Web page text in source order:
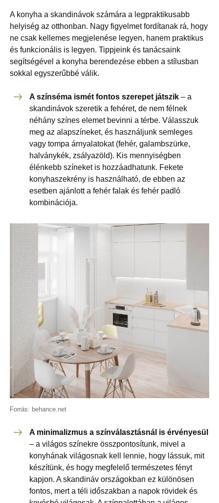
A konyha a skandinávok számára a legpraktikusabb
helyiség az otthonban. Nagy figyelmet fordítanak rá, hogy
ne csak kellemes megjelenése legyen, hanem praktikus
és funkcionális is legyen. Tippjeink és tanácsaink
segítségével a konyha berendezése ebben a stílusban
sokkal egyszerűbbé válik.
A színséma ismét fontos szerepet játszik – a
skandinávok szeretik a fehéret, de nem félnek
néhány színes elemet bevinni a térbe. Válasszuk
meg az alapszíneket, és használjunk semleges
vagy tompa árnyalatokat (fehér, galambszürke,
halványkék, zsályazöld). Kis mennyiségben
élénkebb színeket is hozzáadhatunk. Fekete
konyhaszekrény is használható, de ebben az
esetben ajánlott a fehér falak és fehér padló
kombinációja.
Forrás: behance.net
A minimalizmus a színválasztásnál is érvényesül
– a világos színekre összpontosítunk, mivel a
konyhának világosnak kell lennie, hogy lássuk, mit
készítünk, és hogy megfelelő természetes fényt
kapjon. A skandináv országokban ez különösen
fontos, mert a téli időszakban a napok rövidek és